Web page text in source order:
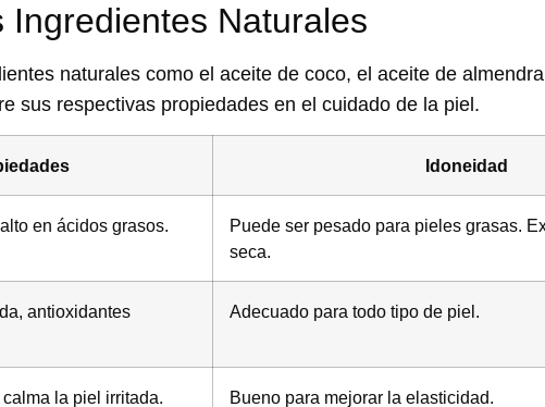
Naturales
naturales como el aceite de coco, el aceite de
sus respectivas propiedades en el cuidado de la piel.
Idoneidad
en ácidos grasos.
Puede ser pesado para pieles grasas.
seca.
antioxidantes
Adecuado para todo tipo de piel.
la piel irritada. Bueno para mejorar la elasticidad.